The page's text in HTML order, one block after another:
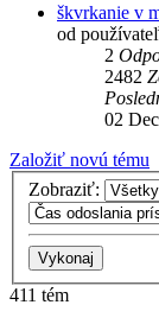
škvrkanie v
od
2
2482
02
Založiť novú tému
Zobraziť:
411 tém